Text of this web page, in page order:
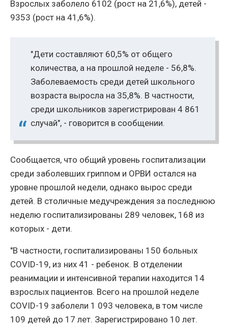
Взрослых заболело 6102 (рост на 21,6%), детей -
9353 (рост на 41,6%).
"Дети составляют 60,5% от общего
количества, а на прошлой неделе - 56,8%.
Заболеваемость среди детей школьного
возраста выросла на 35,8%. В частности,
среди школьников зарегистрирован 4 861
случай", - говорится в сообщении.
Сообщается, что общий уровень госпитализации
среди заболевших гриппом и ОРВИ остался на
уровне прошлой недели, однако вырос среди
детей. В столичные медучреждения за последнюю
неделю госпитализированы 289 человек, 168 из
которых - дети.
"В частности, госпитализированы 150 больных
COVID-19, из них 41 - ребенок. В отделении
реанимации и интенсивной терапии находится 14
взрослых пациентов. Всего на прошлой неделе
COVID-19 заболели 1 093 человека, в том числе
109 детей до 17 лет. Зарегистрировано 10 лет.